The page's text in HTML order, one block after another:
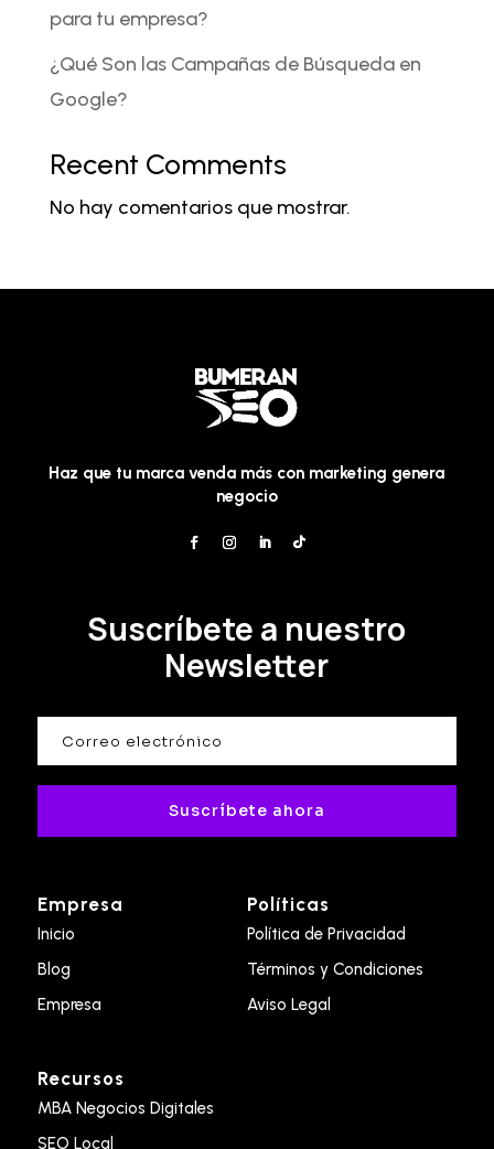
para tu empresa?
¿Qué Son las Campañas de Búsqueda en
Google?
Recent Comments
No hay comentarios que mostrar.
Haz que tu marca venda más con marketing genera
negocio
Suscríbete a nuestro
Newsletter
Suscríbete ahora
Empresa
Inicio
Blog
Empresa
Políticas
Política de Privacidad
Términos y Condiciones
Aviso Legal
Recursos
MBA Negocios Digitales
SEO Local